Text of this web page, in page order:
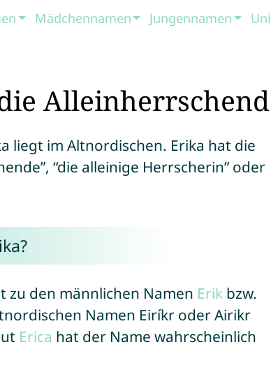
Mädchennamen Jungennamen
liegt im Altnordischen. Erika hat die
“die alleinige Herrscherin” oder
zu den männlichen Namen Erikbzw.
Namen Eiríkr oder Airikr
Erica hat der Name wahrscheinlich